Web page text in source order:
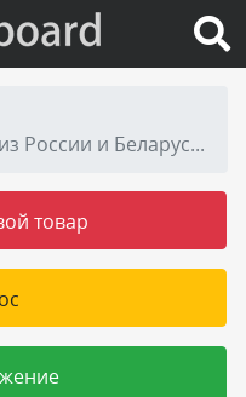
Сильнейшие легкоатлеты из России и Беларуси выступят на легкоатлетических соревнованиях при поддержке предприятия «Швабе»
товар